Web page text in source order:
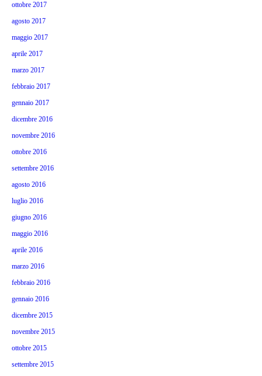
ottobre 2017
agosto 2017
maggio 2017
aprile 2017
marzo 2017
febbraio 2017
gennaio 2017
dicembre 2016
novembre 2016
ottobre 2016
settembre 2016
agosto 2016
luglio 2016
giugno 2016
maggio 2016
aprile 2016
marzo 2016
febbraio 2016
gennaio 2016
dicembre 2015
novembre 2015
ottobre 2015
settembre 2015